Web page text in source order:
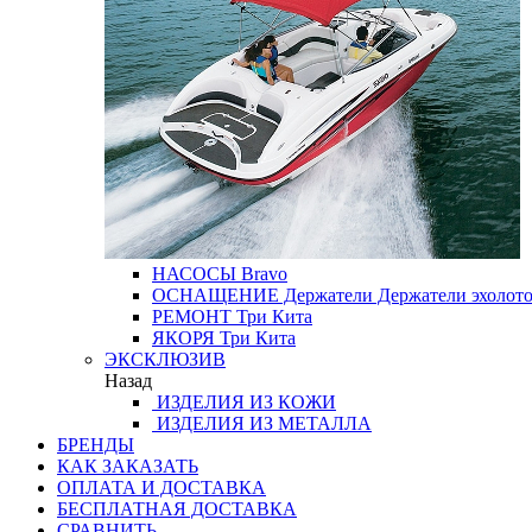
НАСОСЫ Bravo
ОСНАЩЕНИЕ Держатели Держатели
РЕМОНТ Три Кита
ЯКОРЯ Три Кита
ЭКСКЛЮЗИВ
Назад
ИЗДЕЛИЯ ИЗ КОЖИ
ИЗДЕЛИЯ ИЗ МЕТАЛЛА
БРЕНДЫ
КАК ЗАКАЗАТЬ
ОПЛАТА И ДОСТАВКА
БЕСПЛАТНАЯ ДОСТАВКА